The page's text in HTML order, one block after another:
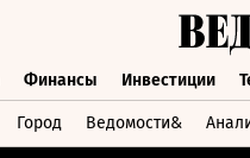
Финансы Инвестиции
Город Ведомости&